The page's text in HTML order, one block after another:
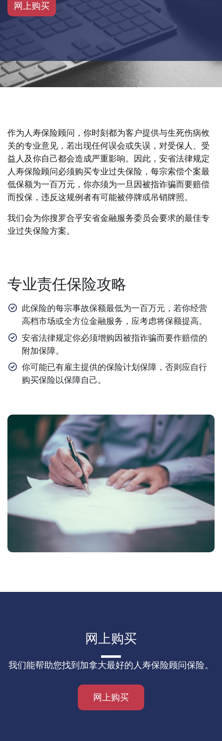
网上购买
作为人寿保险顾问，你时刻都为客户提供与生死伤病攸
关的专业意见，若出现任何误会或失误，对受保人、受
益人及你自己都会造成严重影响。因此，安省法律规定
人寿保险顾问必须购买专业过失保险，每宗索偿个案最
低保额为一百万元，你亦须为一旦因被指诈骗而要赔偿
而投保，违反这规例者有可能被停牌或吊销牌照。
我们会为你搜罗合乎安省金融服务委员会要求的最佳专
业过失保险方案。
专业责任保险攻略
此保险的每宗事故保额最低为一百万元，若你经营
高档市场或全方位金融服务，应考虑将保额提高。
安省法律规定你必须增购因被指诈骗而要作赔偿的
附加保障。
你可能已有雇主提供的保险计划保障，否则应自行
购买保险以保障自己。
网上购买
我们能帮助您找到加拿大最好的人寿保险顾问保险。
网上购买